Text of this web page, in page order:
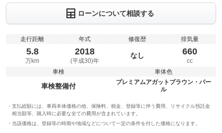
ローンについて相談する
走行距離
5.8
万km
年式
2018
(平成30)年
修復歴
なし
排気量
660
cc
車検
車検整備付
車体色
プレミアムアガットブラウン・パー
ル
支払総額には、車両本体価格の他、保険料、税金、登録等に伴う費用、リサイクル預託金
相当額等、購入時に必要な全ての費用が含まれています。
当該価格は、登録等の時期や地域などについて一定の条件を付した価格になります。